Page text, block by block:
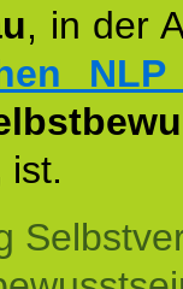
, in der
ist.